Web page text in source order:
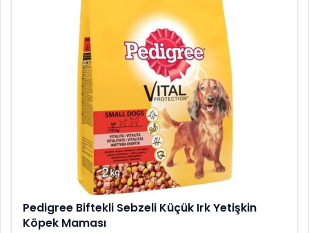
Pedigree Biftekli Sebzeli Küçük Irk Yetişkin
Köpek Maması